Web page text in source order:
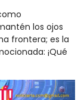
los ojos
frontera; es la
¡Qué